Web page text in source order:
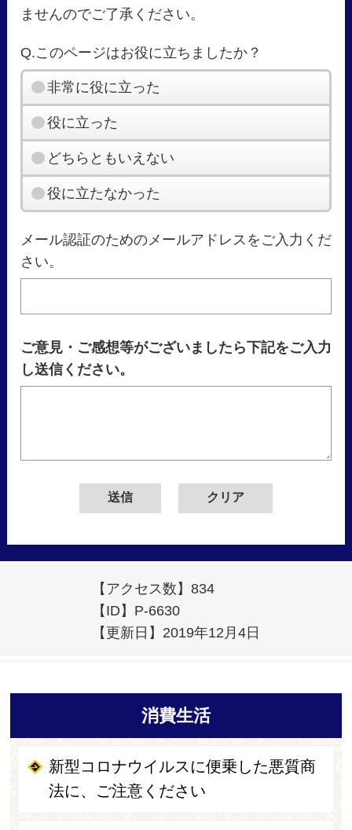
ませんのでご了承ください。
Q.このページはお役に立ちましたか？
非常に役に立った
役に立った
どちらともいえない
役に立たなかった
メール認証のためのメールアドレスをご入力くだ
さい。
ご意見・ご感想等がございましたら下記をご入力
し送信ください。
【アクセス数】 834
【ID】 P-6630
【更新日】 2019年12月4日
消費生活
新型コロナウイルスに便乗した悪質商
法に、ご注意ください